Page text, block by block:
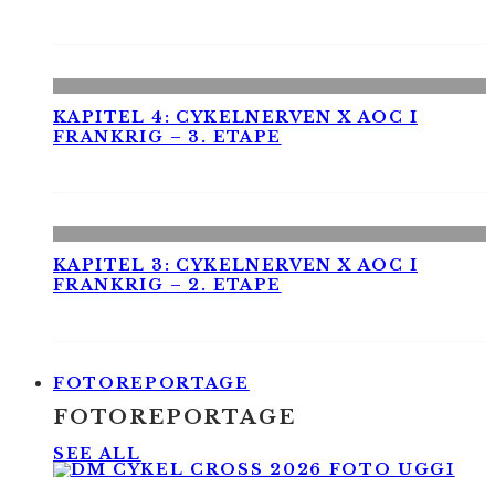
KAPITEL 4: CYKELNERVEN X AOC I
FRANKRIG – 3. ETAPE
KAPITEL 3: CYKELNERVEN X AOC I
FRANKRIG – 2. ETAPE
FOTOREPORTAGE
FOTOREPORTAGE
SEE ALL